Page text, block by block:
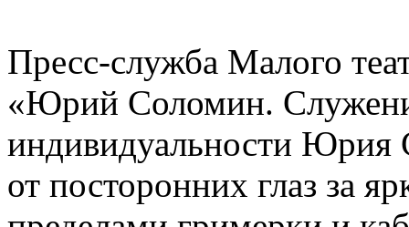
Пресс-служба Малого
«Юрий Соломин.
индивидуальности Юрия
от посторонних глаз за